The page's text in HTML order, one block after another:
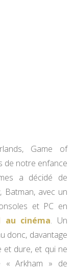
Game of
de notre enfance
a décidé de
Batman, avec un
et PC en
au cinéma. Un
donc, davantage
et dure, et qui ne
« Arkham » de